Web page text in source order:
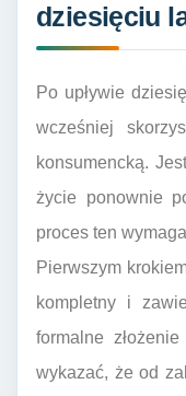
dziesięciu
Po upływie
wcześniej
konsumencką.
życie ponownie
proces ten
Pierwszym
kompletny i
formalne
wykazać, że od